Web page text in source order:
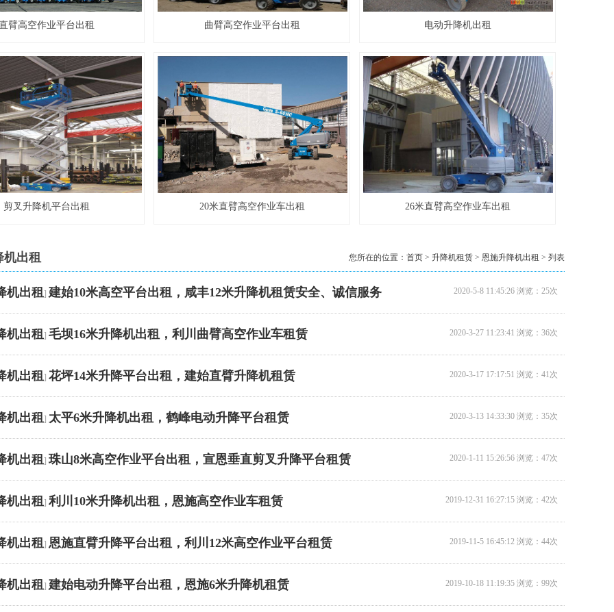
8米升降机出租
10米升降机出租
1
臂高空作业平台出租 曲臂高空作业平台出租 电动升降机出租
剪叉升降机平台出租 20米直臂高空作业车出租 26米直臂高空作业车出租
您所在的位置： 首页 > 升降机租赁 > 恩施升降机出租 > 列表
机出租
2020-5-8 11:45:26 浏览：25次
机出租] 建始10米高空平台出租，咸丰12米升降机租赁安全、诚信服务
2020-3-27 11:23:41 浏览：36次
机出租] 毛坝16米升降机出租，利川曲臂高空作业车租赁
2020-3-17 17:17:51 浏览：41次
机出租] 花坪14米升降平台出租，建始直臂升降机租赁
2020-3-13 14:33:30 浏览：35次
机出租] 太平6米升降机出租，鹤峰电动升降平台租赁
2020-1-11 15:26:56 浏览：47次
机出租] 珠山8米高空作业平台出租，宣恩垂直剪叉升降平台租赁
2019-12-31 16:27:15 浏览：42次
机出租] 利川10米升降机出租，恩施高空作业车租赁
2019-11-5 16:45:12 浏览：44次
机出租] 恩施直臂升降平台出租，利川12米高空作业平台租赁
2019-10-18 11:19:35 浏览：99次
机出租] 建始电动升降平台出租，恩施6米升降机租赁